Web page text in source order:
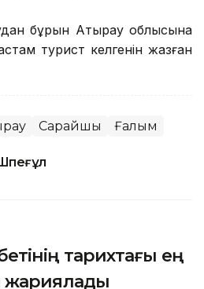
бұрын Атырау облысына
турист келгенін жазған
Сарайшық Ғалым
тарихтағы ең
жариялады